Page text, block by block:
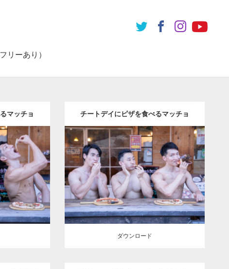
リーあり）
マッチョ
（方南町）
ッチョ)
方南町（東
チートデイにピザを食べるマッチョ
Update: 2024.06.20
Category:ピザ屋のマッチョ（方南町）
kaichan SOSUKE 外資系筋肉
AKIHITO(細マッチョ)
方南町（東京）
ダウンロード
ダウンロード